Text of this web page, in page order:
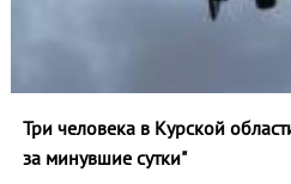
Три человека в Курской
за минувшие сутки"